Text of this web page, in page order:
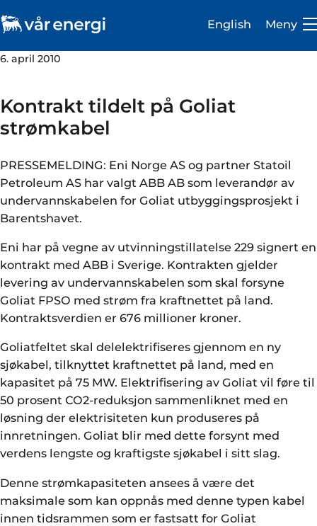
Karriere
Om oss
Vår virksomhet
Bærekraft
Medie- og presserom
English Meny
6. april 2010
Kontrakt tildelt på Goliat
strømkabel
PRESSEMELDING: Eni Norge AS og partner Statoil
Petroleum AS har valgt ABB AB som leverandør av
undervannskabelen for Goliat utbyggingsprosjekt i
Barentshavet.
Eni har på vegne av utvinningstillatelse 229 signert en
kontrakt med ABB i Sverige. Kontrakten gjelder
levering av undervannskabelen som skal forsyne
Goliat FPSO med strøm fra kraftnettet på land.
Kontraktsverdien er 676 millioner kroner.
Goliatfeltet skal delelektrifiseres gjennom en ny
sjøkabel, tilknyttet kraftnettet på land, med en
kapasitet på 75 MW. Elektrifisering av Goliat vil føre til
50 prosent CO2-reduksjon sammenliknet med en
løsning der elektrisiteten kun produseres på
innretningen. Goliat blir med dette forsynt med
verdens lengste og kraftigste sjøkabel i sitt slag.
Denne strømkapasiteten ansees å være det
maksimale som kan oppnås med denne typen kabel
innen tidsrammen som er fastsatt for Goliat